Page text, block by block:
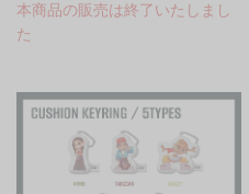
本商品の販売は終了いたしまし
た